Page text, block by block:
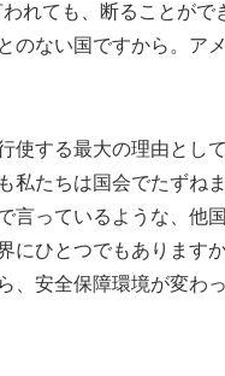
れても、断ることがで
のない国ですから。ア
使する最大の理由とし
私たちは国会でたずね
言っているような、他
にひとつでもあります
、安全保障環境が変わ